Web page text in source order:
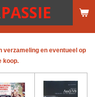
verzameling en eventueel op
koop.